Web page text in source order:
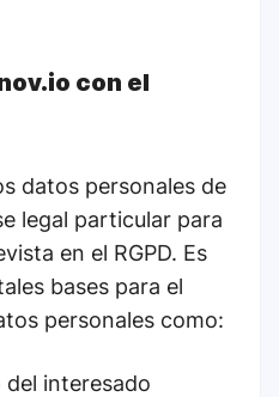
con el
datos personales de
legal particular para
en el RGPD. Es
bases para el
personales como:
interesado